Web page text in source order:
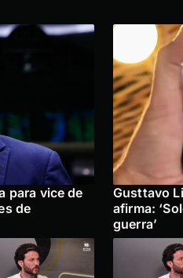
para vice de
de
Gusttavo
afirma:
guerra’